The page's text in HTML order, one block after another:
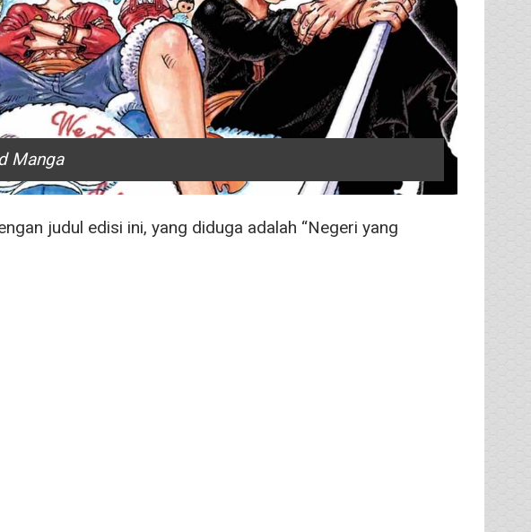
Manga
judul edisi ini, yang diduga adalah “Negeri yang